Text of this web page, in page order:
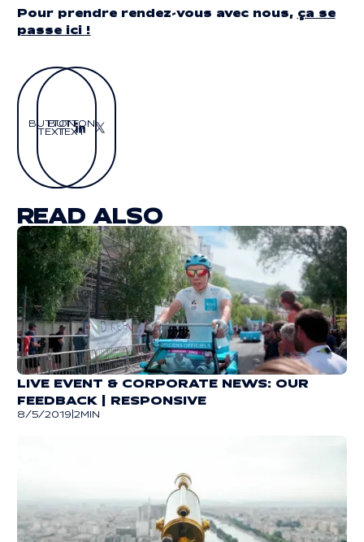
Pour prendre rendez-vous avec nous, ça se
passe ici !
Button Text
BUTTON
TEXT
Button Text
BUTTON
TEXT
READ ALSO
LIVE EVENT & CORPORATE NEWS: OUR
FEEDBACK | RESPONSIVE
8/5/2019 2MIN